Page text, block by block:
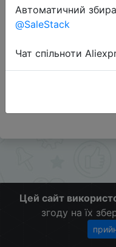
Додаткова
Слідкуйте за
Цей сайт
згоду на їх
Автоматичний
@SaleStack
Чат спільноти